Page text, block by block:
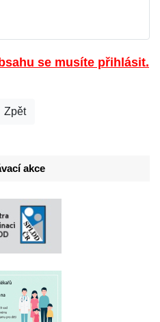
se musíte přihlásit.
Zpět
akce